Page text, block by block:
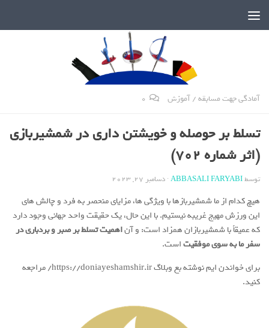
آمادگی جهت مسابقه/آموزش 0
تسلط بر حوصله و خویشتن داری در شمشیربازی
(اثر شماره 702)
توسطABBASALI FARYABI
· دسامبر 27, 2023
هیچ کدام از ما شمشیربازها با ویژگی ها، مزایای منحصر به فرد و چالش های
این ورزش مهیج غریبه نیستیم. با این حال، یک حقیقت واحد جهانی وجود دارد
که عمیقاً با شمشیربازان همزاد است: و آناهمیت تسلط بر صبر و بردباری در
سفر ما به سوی موفقیتاست.
برای خواندن ایم نوشته بع وبلاگ https://doniayeshamshir.ir/ مراجعه
کنید.